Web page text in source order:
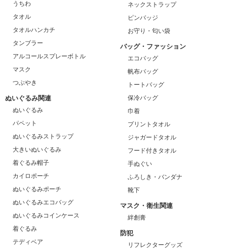
うちわ
タオル
タオルハンカチ
タンブラー
アルコールスプレーボトル
マスク
つぶやき
ぬいぐるみ関連
ぬいぐるみ
パペット
ぬいぐるみストラップ
大きいぬいぐるみ
着ぐるみ帽子
カイロポーチ
ぬいぐるみポーチ
ぬいぐるみエコバッグ
ぬいぐるみコインケース
着ぐるみ
テディベア
ネックストラップ
ピンバッジ
お守り・匂い袋
バッグ・ファッション
エコバッグ
帆布バッグ
トートバッグ
保冷バッグ
巾着
プリントタオル
ジャガードタオル
フード付きタオル
手ぬぐい
ふろしき・バンダナ
靴下
マスク・衛生関連
絆創膏
防犯
リフレクターグッズ